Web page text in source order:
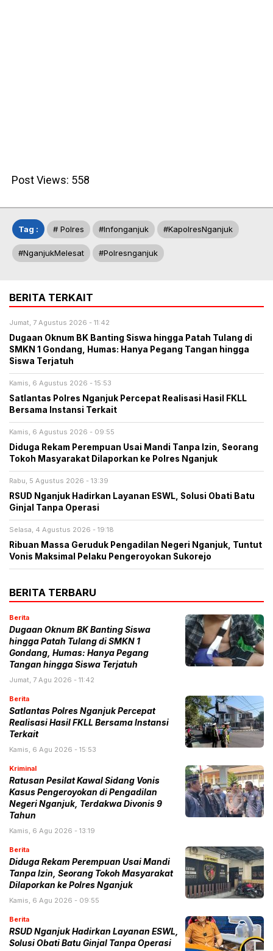
Post Views: 558
Tag : # Polres #infonganjuk #KapolresNganjuk
#NganjukMelesat #polresnganjuk
BERITA TERKAIT
Jumat, 7 Agustus 2026 - 11:42
Dugaan Oknum BK Banting Siswa hingga Patah Tulang di
SMKN 1 Gondang, Humas: Hanya Pegang Tangan hingga
Siswa Terjatuh
Kamis, 6 Agustus 2026 - 15:53
Satlantas Polres Nganjuk Percepat Realisasi Hasil FKLL
Bersama Instansi Terkait
Kamis, 6 Agustus 2026 - 09:55
Diduga Rekam Perempuan Usai Mandi Tanpa Izin, Seorang
Tokoh Masyarakat Dilaporkan ke Polres Nganjuk
Rabu, 5 Agustus 2026 - 13:39
RSUD Nganjuk Hadirkan Layanan ESWL, Solusi Obati Batu
Ginjal Tanpa Operasi
Selasa, 4 Agustus 2026 - 19:18
Ribuan Massa Geruduk Pengadilan Negeri Nganjuk, Tuntut
Vonis Maksimal Pelaku Pengeroyokan Sukorejo
BERITA TERBARU
Berita
Dugaan Oknum BK Banting Siswa
hingga Patah Tulang di SMKN 1
Gondang, Humas: Hanya Pegang
Tangan hingga Siswa Terjatuh
Jumat, 7 Agu 2026 - 11:42
Berita
Satlantas Polres Nganjuk Percepat
Realisasi Hasil FKLL Bersama Instansi
Terkait
Kamis, 6 Agu 2026 - 15:53
Kriminal
Ratusan Pesilat Kawal Sidang Vonis
Kasus Pengeroyokan di Pengadilan
Negeri Nganjuk, Terdakwa Divonis 9
Tahun
Kamis, 6 Agu 2026 - 13:19
Berita
Diduga Rekam Perempuan Usai Mandi
Tanpa Izin, Seorang Tokoh Masyarakat
Dilaporkan ke Polres Nganjuk
Kamis, 6 Agu 2026 - 09:55
Berita
RSUD Nganjuk Hadirkan Layanan ESWL,
Solusi Obati Batu Ginjal Tanpa Operasi